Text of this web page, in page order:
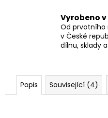
Vyrobeno
Od prvotního
v České
dílnu, sklady
Popis Související (4)